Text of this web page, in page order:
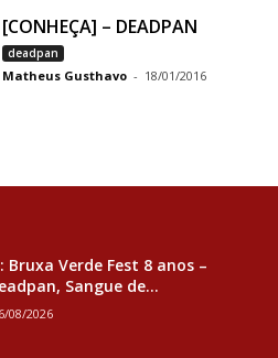
[CONHEÇA] – DEADPAN
deadpan
Matheus Gusthavo - 18/01/2016
Bruxa Verde Fest 8 anos –
Sangue de...
08/2026